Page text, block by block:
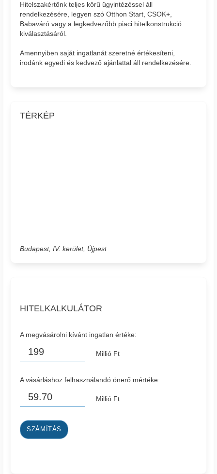
Hitelszakértőnk teljes körű ügyintézéssel áll
rendelkezésére, legyen szó Otthon Start, CSOK+,
Babaváró vagy a legkedvezőbb piaci hitelkonstrukció
kiválasztásáról.
Amennyiben saját ingatlanát szeretné értékesíteni,
irodánk egyedi és kedvező ajánlattal áll rendelkezésére.
TÉRKÉP
Budapest, IV. kerület, Újpest
HITELKALKULÁTOR
A megvásárolni kívánt ingatlan értéke:
Millió Ft
A vásárláshoz felhasználandó önerő mértéke:
Millió Ft
SZÁMÍTÁS